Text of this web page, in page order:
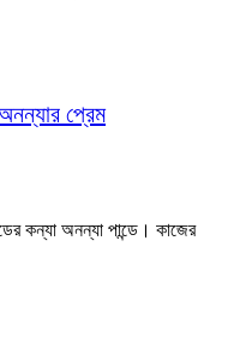
প্রেম
কন্যা অনন্যা পান্ডে। কাজের